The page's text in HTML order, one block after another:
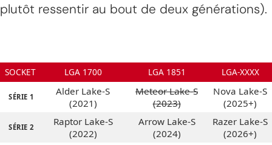
plutôt ressentir au bout de deux générations).
SOCKET LGA 1700 LGA 1851 LGA-XXXX
SÉRIE 1
Alder Lake-S
(2021)
Meteor Lake-S
(2023)
Nova Lake-S
(2025+)
SÉRIE 2
Raptor Lake-S
(2022)
Arrow Lake-S
(2024)
Razer Lake-S
(2026+)